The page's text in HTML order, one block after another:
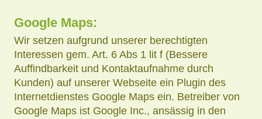
Google Maps:
Wir setzen aufgrund unserer berechtigten
Interessen gem. Art. 6 Abs 1 lit f (Bessere
Auffindbarkeit und Kontaktaufnahme durch
Kunden) auf unserer Webseite ein Plugin des
Internetdienstes Google Maps ein. Betreiber von
Google Maps ist Google Inc., ansässig in den